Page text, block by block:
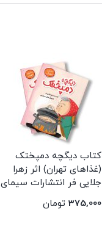
کتاب دیگچه دمپختک
(غذاهای تهران) اثر زهرا
جلایی فر انتشارات سیمای
375,000 تومان